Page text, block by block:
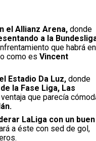
el Allianz Arena, donde
a la
que habrá en
como es Vincent
Estadio Da Luz, donde
la Fase Liga, Las
que parecía
LaLiga con un buen
a éste con sed de gol,